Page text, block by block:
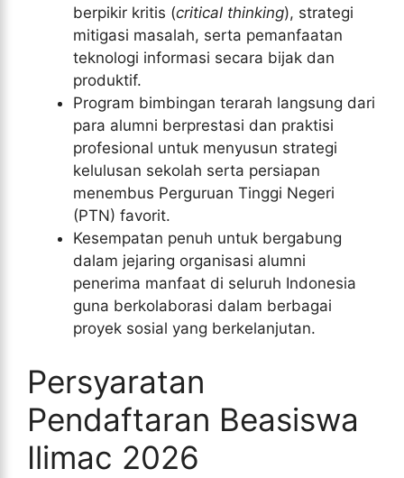
berpikir kritis (critical thinking), strategi
mitigasi masalah, serta pemanfaatan
teknologi informasi secara bijak dan
produktif.
Program bimbingan terarah langsung dari
para alumni berprestasi dan praktisi
profesional untuk menyusun strategi
kelulusan sekolah serta persiapan
menembus Perguruan Tinggi Negeri
(PTN) favorit.
Kesempatan penuh untuk bergabung
dalam jejaring organisasi alumni
penerima manfaat di seluruh Indonesia
guna berkolaborasi dalam berbagai
proyek sosial yang berkelanjutan.
Persyaratan
Pendaftaran Beasiswa
Ilimac 2026